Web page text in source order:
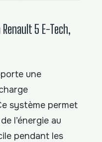
5 E-Tech,
une
système permet
l’énergie au
pendant les